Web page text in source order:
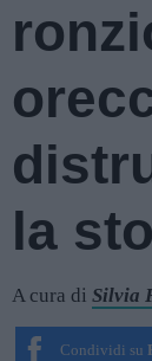
la
A cura di Silvia
Condividi su